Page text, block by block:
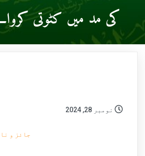
کی مد میں کٹوتی
نومبر 28, 2024
جائز و